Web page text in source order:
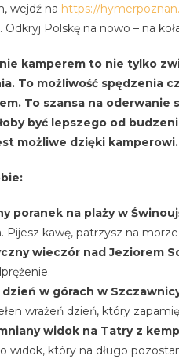
wejdź na https://
. Odkryj Polskę na nowo – na
kamperem to nie tylko
To możliwość spędzenia
To szansa na
być lepszego od
możliwe dzięki kamperowi.
poranek na plaży w
Pijesz kawę, patrzysz na
wieczór nad Jeziorem
w górach w
wrażeń dzień, który
widok na Tatry z
widok, który na długo